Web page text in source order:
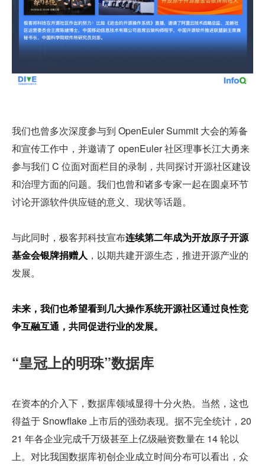
我们也曾多次深度参与到 OpenEuler Summit 大会的筹备
和宣传工作中，并邀请了 openEuler 社区理事长江大勇来
参与我们 C 位面对面栏目的录制，共同探讨开源社区建设
和治理方面的问题。我们也曾和诸多专家一起在圆桌环节
讨论开源软件供应链的意义、现状等话题。
与此同时，极客邦科技宣布连续第二年成为开放原子开源
基金会银牌捐赠人 ，以期共建开源生态，推进开源产业的
发展。
未来，我们也希望看到几大操作系统开源社区通过良性竞
争互融互通，共同促进行业的发展。
“皇冠上的明珠”数据库
在资本的介入下，数据库领域显得十分火热。当然，这也
得益于 Snowflake 上市后的强劲表现。据不完全统计，20
21 年各企业完成千万级甚至上亿级融资数量在 14 轮以
上。对比我国数据库初创企业成立时间分布可以看出，众